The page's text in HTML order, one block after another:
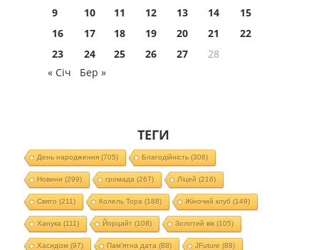
9
10 11 12 13 14
15
16
17 18 19 20 21
22
23
24 25 26 27
28
« Січ
Бер »
ТЕГИ
День народження(705) Благодійність (308)
Новини (299) громада (267) Ліцей (216)
Свято (211) Колель Тора (188) Жіночий клуб (149)
Ханука (111) Йорцайт (108) Золотий вік(105)
Хасидізм (97) Пам'ятна дата (88) JFuture (88)